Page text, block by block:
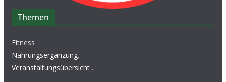
Themen
Fitness
Nahrungsergänzung.
Veranstaltungsübersicht.